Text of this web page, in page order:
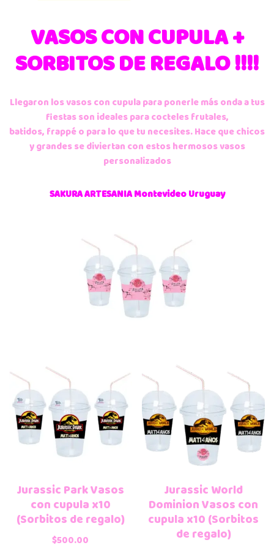
VASOS CON CUPULA +
SORBITOS DE REGALO !!!!
Llegaron los vasos con cupula para ponerle más onda a tus
fiestas son ideales para cocteles frutales,
batidos, frappé o para lo que tu necesites. Hace que chicos
y grandes se diviertan con estos hermosos vasos
personalizados
SAKURA ARTESANIA Montevideo Uruguay
Jurassic Park Vasos
con cupula x10
(Sorbitos de regalo)
$500.00
Jurassic World
Dominion Vasos con
cupula x10 (Sorbitos
de regalo)